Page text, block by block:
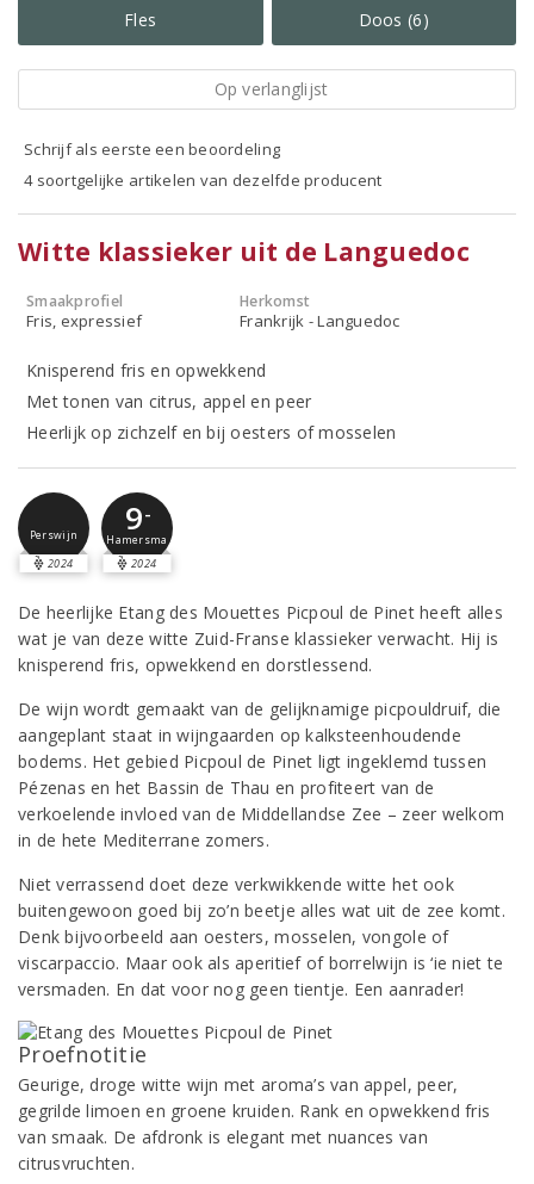
Fles Doos (6)
Op verlanglijst
Schrijf als eerste een beoordeling
4 soortgelijke artikelen van dezelfde producent
Witte klassieker uit de Languedoc
Smaakprofiel
Fris, expressief
Herkomst
Frankrijk - Languedoc
Knisperend fris en opwekkend
Met tonen van citrus, appel en peer
Heerlijk op zichzelf en bij oesters of mosselen
Perswijn
2024
9-
Hamersma
2024
De heerlijke Etang des Mouettes Picpoul de Pinet heeft alles
wat je van deze witte Zuid-Franse klassieker verwacht. Hij is
knisperend fris, opwekkend en dorstlessend.
De wijn wordt gemaakt van de gelijknamige picpouldruif, die
aangeplant staat in wijngaarden op kalksteenhoudende
bodems. Het gebied Picpoul de Pinet ligt ingeklemd tussen
Pézenas en het Bassin de Thau en profiteert van de
verkoelende invloed van de Middellandse Zee – zeer welkom
in de hete Mediterrane zomers.
Niet verrassend doet deze verkwikkende witte het ook
buitengewoon goed bij zo’n beetje alles wat uit de zee komt.
Denk bijvoorbeeld aan oesters, mosselen, vongole of
viscarpaccio. Maar ook als aperitief of borrelwijn is ‘ie niet te
versmaden. En dat voor nog geen tientje. Een aanrader!
Proefnotitie
Geurige, droge witte wijn met aroma’s van appel, peer,
gegrilde limoen en groene kruiden. Rank en opwekkend fris
van smaak. De afdronk is elegant met nuances van
citrusvruchten.